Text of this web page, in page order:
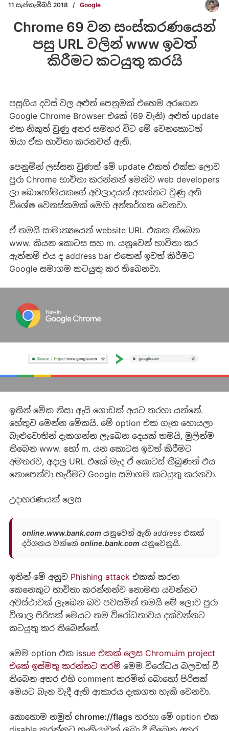
11 සැප්තැම්බර් 2018 / Google
Chrome 69 වන සංස්කරණයෙන්
පසු URL වලින් www ඉවත්
කිරීමට කටයුතු කරයි
පසුගිය දවස් වල අළුත් පෙනුමක් එහෙම අරගෙන
Google Chrome Browser එකේ (69 වැනි) අළුත් update
එක නිකුත් වුණු අතර සමහර විට මේ වෙනකොටත්
ඔයා ඒක භාවිතා කරනවත් ඇති.
පෙනුමින් ලස්සන වුණත් මේ update එකත් එක්ක ලොව
පුරා Chrome භාවිතා කරන්නන් මෙන්ව web developers
ලා බොහෝමයකගේ අවලාදයන් අසන්නට වුණු අති
විශේෂ වෙනස්කමක් මෙහි අන්තර්ගත වෙනවා.
ඒ තමයි සාමාන්‍යයෙන් website URL එකක තිබෙන
www. කියන කොටස සහ m. යනුවෙන් භාවිතා කර
ඇත්නම් එය ද address bar එකෙන් ඉවත් කිරීමට
Google සමාගම කටයුතු කර තිබෙනවා.
ඉතින් මේක නිසා ඇයි ගොඩක් අයට තරහා යන්නේ.
හේතුව මෙන්න මේකයි. ‍මේ option එක ගැන හොයලා
බැළුවොතින් දැකගන්න ලැබෙන දෙයක් තමයි, මුලින්ම
තිබෙන www. හෝ m. යන කොටස ඉවත් කිරීමට
අමතරව, අදාල URL එකේ මැද ඒ කොටස් තිබුණත් එය
නොපෙන්වා හැරීමට Google සමාගම කටයුතු කරනවා.
උදාහරණයක් ලෙස
online.www.bank.comයනුවෙන් ඇති address එකක්
දර්ශනය වන්නේ online.bank.comයනුවෙනුයි.
ඉතින් මේ අනුව Phishing attack එකක් කරන
කෙනෙකුට භාවිතා කරන්නන්ව නොමඟ යවන්නට
අවස්ථාවක් ලැබෙන බව පවසමින් තමයි මේ ලොව පුරා
විශාල පිරිසක් මෙයට තම විරෝධතාවය දක්වන්නට
කටයුතු කර තිබෙන්නේ.
මෙම option එක issue එකක් ලෙස Chromuim project
එකේ ඉස්මතු කරන්නට තරම් මෙම විරෝධය බලවත් වී
තිබෙන අතර එහි comment කරමින් බොහෝ පිරිසක්
මෙයට බැන වැදී ඇති ආකාරය දැකගත හැකි වෙනවා.
කොහොම නමුත් chrome://flags හරහා මේ option එක